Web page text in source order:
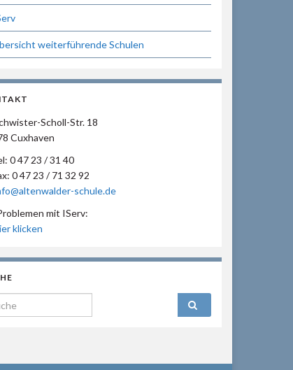
weiterführende Schulen
Scholl-Str. 18
Cuxhaven
0 47 23 / 31 40
0 47 23 / 71 32 92
schule.de
mit IServ:
klicken
for: